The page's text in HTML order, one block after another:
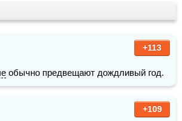
+113
обычно предвещают дождливый год.
+109